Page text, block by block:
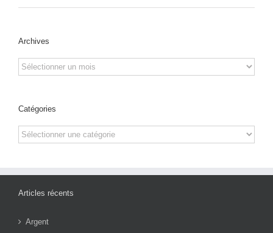
Archives
Archives
Catégories
Catégories
Articles récents
Argent